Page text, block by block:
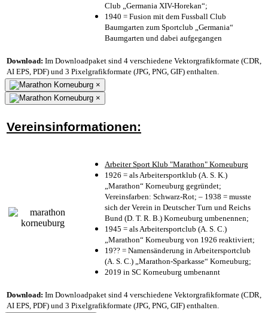
Club „Germania XIV-Horekan“;
1940 = Fusion mit dem Fussball Club
Baumgarten zum Sportclub „Germania“
Baumgarten und dabei aufgegangen
Download: Im Downloadpaket sind 4 verschiedene Vektorgrafikformate (CDR,
AI EPS, PDF) und 3 Pixelgrafikformate (JPG, PNG, GIF) enthalten.
×
×
Vereinsinformationen:
Arbeiter Sport Klub "Marathon" Korneuburg
1926 = als Arbeitersportklub (A. S. K.)
„Marathon“ Korneuburg gegründet;
Vereinsfarben: Schwarz-Rot; – 1938 = musste
sich der Verein in Deutscher Turn und Reichs
Bund (D. T. R. B.) Korneuburg umbenennen;
1945 = als Arbeitersportclub (A. S. C.)
„Marathon“ Korneuburg von 1926 reaktiviert;
19?? = Namensänderung in Arbeitersportclub
(A. S. C.) „Marathon-Sparkasse“ Korneuburg;
2019 in SC Korneuburg umbenannt
Download: Im Downloadpaket sind 4 verschiedene Vektorgrafikformate (CDR,
AI EPS, PDF) und 3 Pixelgrafikformate (JPG, PNG, GIF) enthalten.